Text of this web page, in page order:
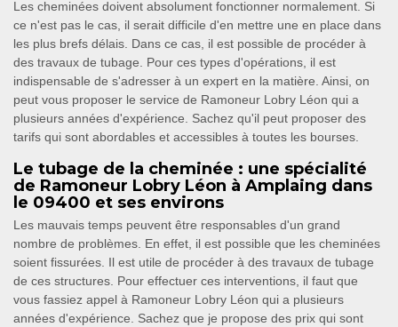
Les cheminées doivent absolument fonctionner normalement. Si
ce n'est pas le cas, il serait difficile d'en mettre une en place dans
les plus brefs délais. Dans ce cas, il est possible de procéder à
des travaux de tubage. Pour ces types d'opérations, il est
indispensable de s'adresser à un expert en la matière. Ainsi, on
peut vous proposer le service de Ramoneur Lobry Léon qui a
plusieurs années d'expérience. Sachez qu'il peut proposer des
tarifs qui sont abordables et accessibles à toutes les bourses.
Le tubage de la cheminée : une spécialité
de Ramoneur Lobry Léon à Amplaing dans
le 09400 et ses environs
Les mauvais temps peuvent être responsables d'un grand
nombre de problèmes. En effet, il est possible que les cheminées
soient fissurées. Il est utile de procéder à des travaux de tubage
de ces structures. Pour effectuer ces interventions, il faut que
vous fassiez appel à Ramoneur Lobry Léon qui a plusieurs
années d'expérience. Sachez que je propose des prix qui sont